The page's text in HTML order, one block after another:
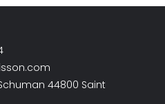
44800 Saint